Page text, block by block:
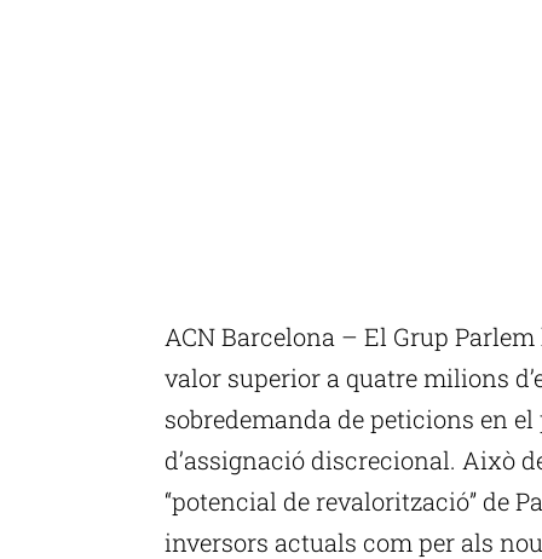
ACN Barcelona – El Grup
valor superior a quatre milions
sobredemanda de peticions en
d’assignació discrecional. Això
“potencial de revalorització” de
inversors actuals com per als